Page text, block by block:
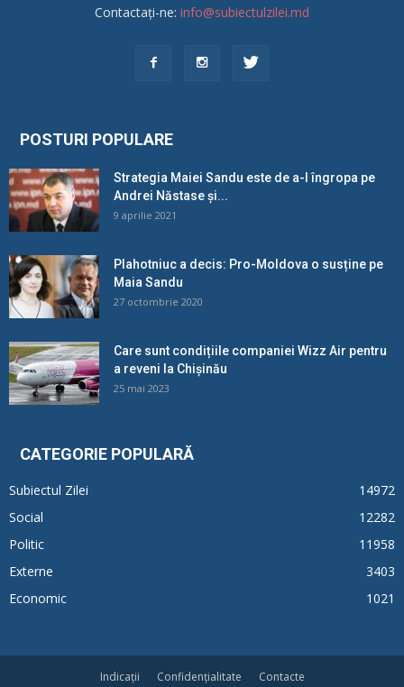
Contactați-ne: info@subiectulzilei.md
POSTURI POPULARE
Strategia Maiei Sandu este de a-l îngropa pe
Andrei Năstase și...
9 aprilie 2021
Plahotniuc a decis: Pro-Moldova o susține pe
Maia Sandu
27 octombrie 2020
Care sunt condițiile companiei Wizz Air pentru
a reveni la Chișinău
25 mai 2023
CATEGORIE POPULARĂ
Subiectul Zilei
14972
Social
12282
Politic
11958
Externe
3403
Economic
1021
Indicații Confidențialitate Contacte